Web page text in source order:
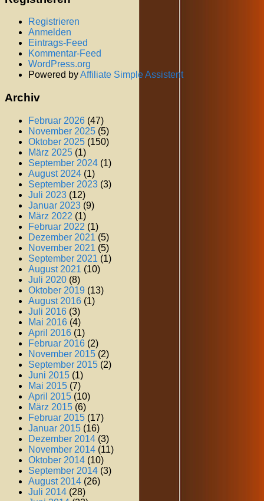
Registrieren
Anmelden
Eintrags-Feed
Kommentar-Feed
WordPress.org
Powered byAffiliate Simple Assistent
Archiv
Februar 2026 (47)
November 2025 (5)
Oktober 2025 (150)
März 2025 (1)
September 2024 (1)
August 2024 (1)
September 2023 (3)
Juli 2023 (12)
Januar 2023 (9)
März 2022 (1)
Februar 2022 (1)
Dezember 2021 (5)
November 2021 (5)
September 2021 (1)
August 2021 (10)
Juli 2020 (8)
Oktober 2019 (13)
August 2016 (1)
Juli 2016 (3)
Mai 2016 (4)
April 2016 (1)
Februar 2016 (2)
November 2015 (2)
September 2015 (2)
Juni 2015 (1)
Mai 2015 (7)
April 2015 (10)
März 2015 (6)
Februar 2015 (17)
Januar 2015 (16)
Dezember 2014 (3)
November 2014 (11)
Oktober 2014 (10)
September 2014 (3)
August 2014 (26)
Juli 2014 (28)